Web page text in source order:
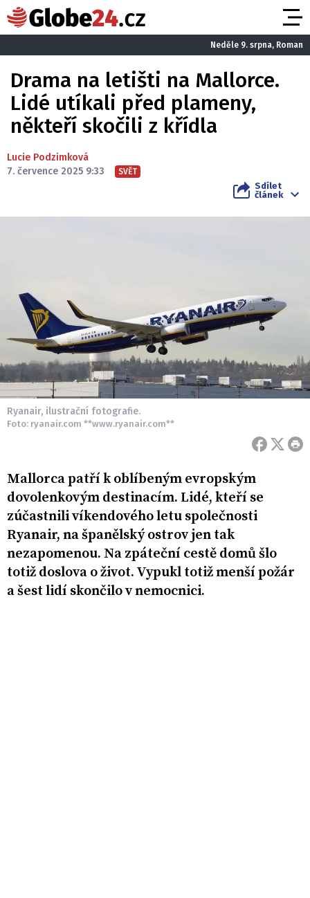
Neděle 9. srpna, Roman
Drama na letišti na Mallorce.
Lidé utíkali před plameny,
někteří skočili z křídla
Lucie Podzimková
7. července 2025 9:33
SVĚT
Sdílet
článek
Ryanair, ilustrační fotografie.
Foto: ryanair.com **www.ryanair.com**
Mallorca patří k oblíbeným evropským
dovolenkovým destinacím. Lidé, kteří se
zúčastnili víkendového letu společnosti
Ryanair, na španělský ostrov jen tak
nezapomenou. Na zpáteční cestě domů šlo
totiž doslova o život. Vypukl totiž menší požár
a šest lidí skončilo v nemocnici.